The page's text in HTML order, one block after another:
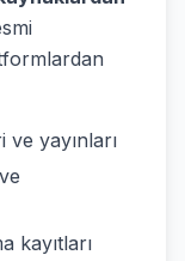
ve yayınları
kayıtları